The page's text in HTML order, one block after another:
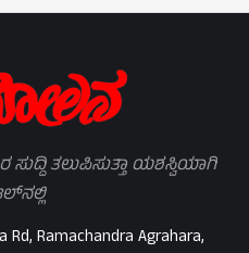
ತಲುಪಿಸುತ್ತಾ ಯಶಸ್ವಿಯಾಗಿ
Rd, Ramachandra Agrahara,